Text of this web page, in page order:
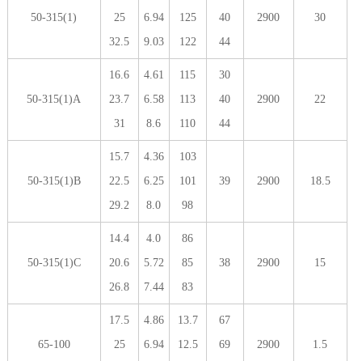
50-315(1)
25
32.5
6.94
9.03
125
122
40
44
2900 30
50-315(1)A
16.6
23.7
31
4.61
6.58
8.6
115
113
110
30
40
44
2900 22
50-315(1)B
15.7
22.5
29.2
4.36
6.25
8.0
103
101
98
39 2900 18.5
50-315(1)C
14.4
20.6
26.8
4.0
5.72
7.44
86
85
83
38 2900 15
65-100
17.5
25
4.86
6.94
13.7
12.5
67
69
2900 1.5